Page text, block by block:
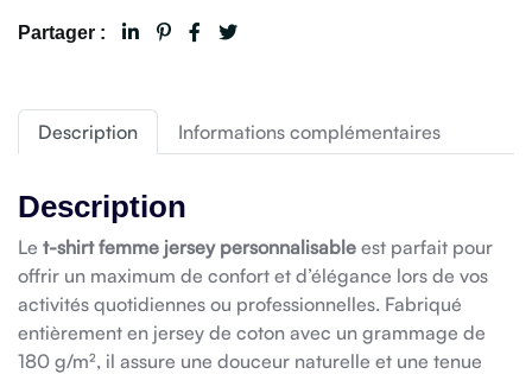
Partager :
Description Informations complémentaires
Description
Le t-shirt femme jersey personnalisable est parfait pour
offrir un maximum de confort et d’élégance lors de vos
activités quotidiennes ou professionnelles. Fabriqué
entièrement en jersey de coton avec un grammage de
180 g/m², il assure une douceur naturelle et une tenue